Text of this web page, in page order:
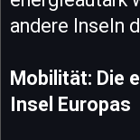
andere Inseln
Mobilität: Die
Insel Europas